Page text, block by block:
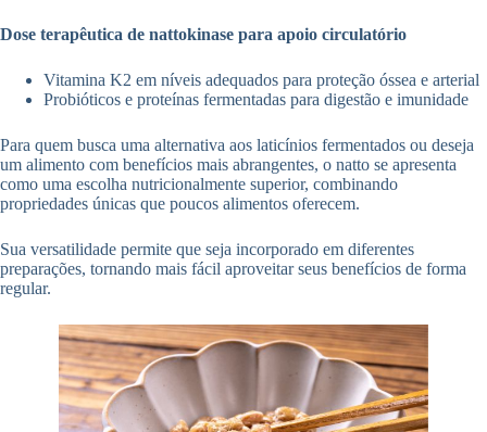
Dose terapêutica de nattokinase para apoio circulatório
Vitamina K2 em níveis adequados para proteção óssea e arterial
Probióticos e proteínas fermentadas para digestão e imunidade
Para quem busca uma alternativa aos laticínios fermentados ou deseja
um alimento com benefícios mais abrangentes, o natto se apresenta
como uma escolha nutricionalmente superior, combinando
propriedades únicas que poucos alimentos oferecem.
Sua versatilidade permite que seja incorporado em diferentes
preparações, tornando mais fácil aproveitar seus benefícios de forma
regular.